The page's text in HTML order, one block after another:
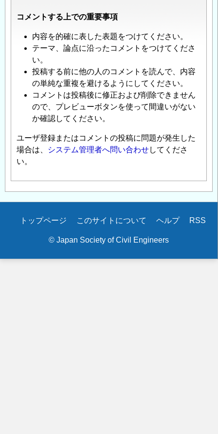
コメントする上での重要事項
内容を的確に表した表題をつけてください。
テーマ、論点に沿ったコメントをつけてくださ
い。
投稿する前に他の人のコメントを読んで、内容
の単純な重複を避けるようにしてください。
コメントは投稿後に修正および削除できません
ので、プレビューボタンを使って間違いがない
か確認してください。
ユーザ登録またはコメントの投稿に問題が発生した
場合は、
システム管理者へ問い合わせしてくださ
い。
Secondary
トップページ このサイトについて ヘルプ RSS
© Japan Society of Civil Engineers